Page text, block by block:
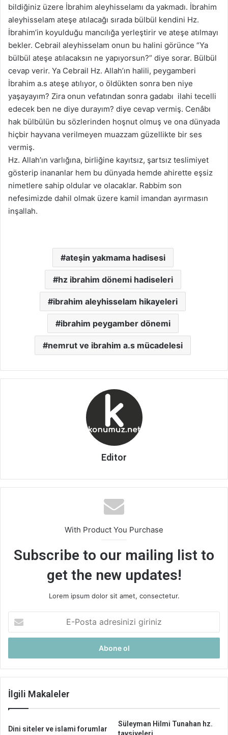
bildiğiniz üzere İbrahim aleyhisselamı da yakmadı. İbrahim
aleyhisselam ateşe atılacağı sırada bülbül kendini Hz.
İbrahim’in koyulduğu mancılığa yerleştirir ve ateşe atılmayı
bekler. Cebrail aleyhisselam onun bu halini görünce “Ya
bülbül ateşe atılacaksın ne yapıyorsun?” diye sorar. Bülbül
cevap verir. Ya Cebrail Hz. Allah’ın halili, peygamberi
İbrahim a.s ateşe atılıyor, o öldükten sonra ben niye
yaşayayım? Zira onun vefatından sonra gadabı ilahi tecelli
edecek ben ne diye durayım? diye cevap vermiş. Cenâbı
hak bülbülün bu sözlerinden hoşnut olmuş ve ona dünyada
hiçbir hayvana verilmeyen muazzam güzellikte bir ses
vermiş.
Hz. Allah’ın varlığına, birliğine kayıtsız, şartsız teslimiyet
gösterip inananlar hem bu dünyada hemde ahirette eşsiz
nimetlere sahip oldular ve olacaklar. Rabbim son
nefesimizde dahil olmak üzere kamil imandan ayırmasın
inşallah.
ateşin yakmama hadisesi
hz ibrahim dönemi hadiseleri
ibrahim aleyhisselam hikayeleri
ibrahim peygamber dönemi
nemrut ve ibrahim a.s mücadelesi
Editor
With Product You Purchase
Subscribe to our mailing list to
get the new updates!
Lorem ipsum dolor sit amet, consectetur.
Posta
adresinizi
İlgili Makaleler
Dini siteler ve islami forumlar
Süleyman Hilmi Tunahan hz.
tavsiyeleri